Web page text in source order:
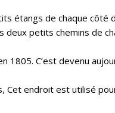
étangs de chaque côté
deux petits chemins de
1805. C’est devenu
Cet endroit est utilisé